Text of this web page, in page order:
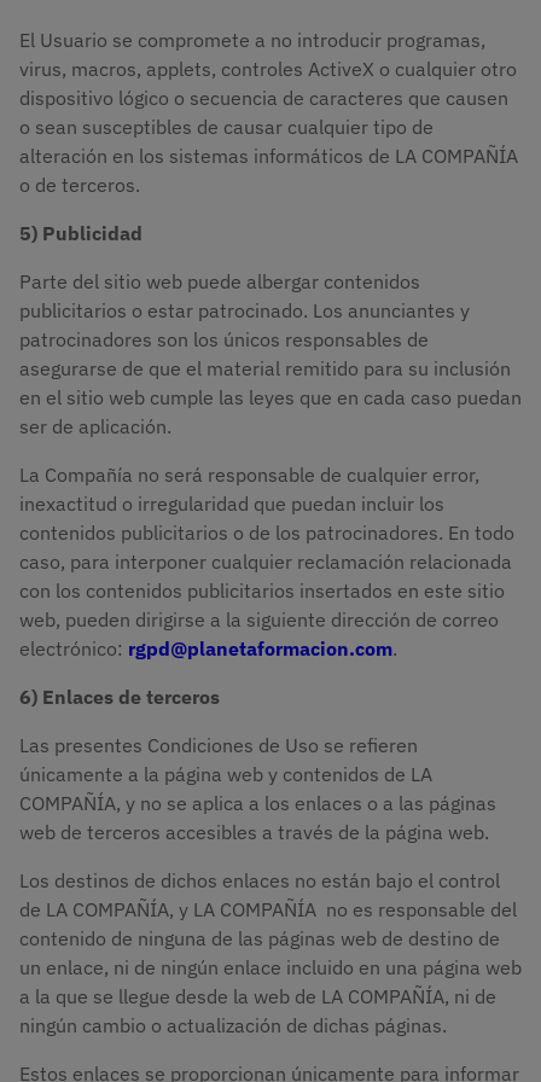
El Usuario se compromete a no introducir programas,
virus, macros, applets, controles ActiveX o cualquier otro
dispositivo lógico o secuencia de caracteres que causen
o sean susceptibles de causar cualquier tipo de
alteración en los sistemas informáticos de LA COMPAÑÍA
o de terceros.
5) Publicidad
Parte del sitio web puede albergar contenidos
publicitarios o estar patrocinado. Los anunciantes y
patrocinadores son los únicos responsables de
asegurarse de que el material remitido para su inclusión
en el sitio web cumple las leyes que en cada caso puedan
ser de aplicación.
La Compañía no será responsable de cualquier error,
inexactitud o irregularidad que puedan incluir los
contenidos publicitarios o de los patrocinadores. En todo
caso, para interponer cualquier reclamación relacionada
con los contenidos publicitarios insertados en este sitio
web, pueden dirigirse a la siguiente dirección de correo
electrónico: rgpd@planetaformacion.com.
6) Enlaces de terceros
Las presentes Condiciones de Uso se refieren
únicamente a la página web y contenidos de LA
COMPAÑÍA, y no se aplica a los enlaces o a las páginas
web de terceros accesibles a través de la página web.
Los destinos de dichos enlaces no están bajo el control
de LA COMPAÑÍA, y LA COMPAÑÍA no es responsable del
contenido de ninguna de las páginas web de destino de
un enlace, ni de ningún enlace incluido en una página web
a la que se llegue desde la web de LA COMPAÑÍA, ni de
ningún cambio o actualización de dichas páginas.
Estos enlaces se proporcionan únicamente para informar